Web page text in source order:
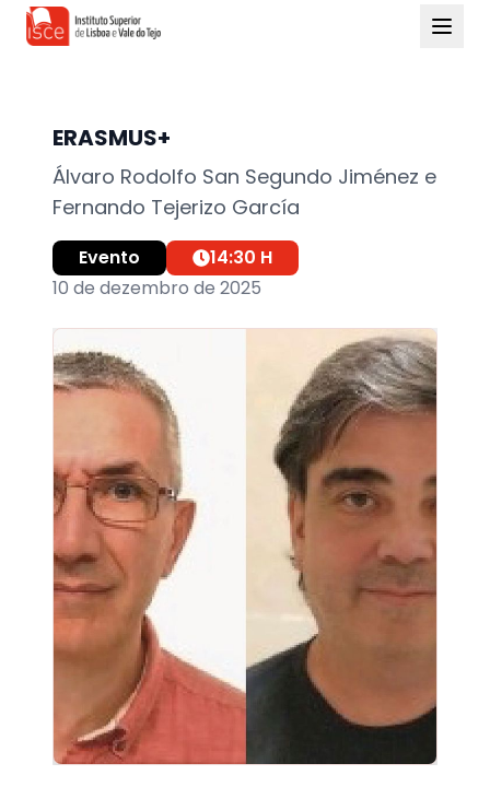
ERASMUS+
Álvaro Rodolfo San Segundo Jiménez e
Fernando Tejerizo García
Evento 14:30 H
10 de dezembro de 2025